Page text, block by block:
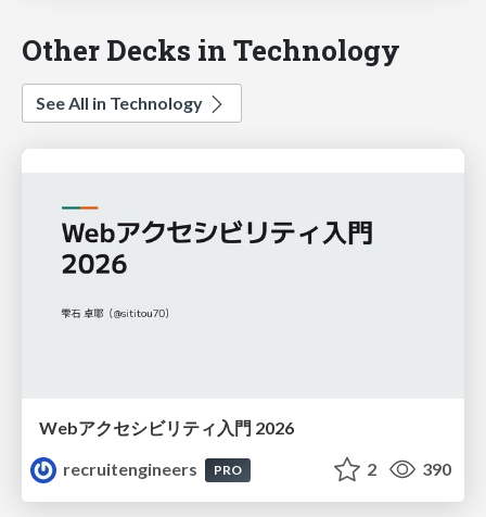
Other Decks in Technology
See All in Technology
Webアクセシビリティ入門 2026
recruitengineers
PRO 2 390